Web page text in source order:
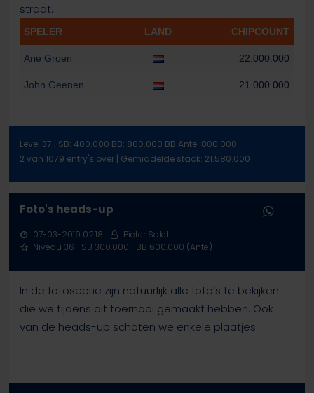
straat.
SPELER LAND CHIPCOUNT
Arie Groen 22.000.000
John Geenen 21.000.000
Level 37 | SB: 400.000 BB: 800.000 BB Ante: 800.000
2 van 1079 entry's over | Gemiddelde stack: 21.580.000
Foto's heads-up
07-03-2019 02:18
Pieter Salet
Niveau 36
SB 300.000 BB 600.000 (Ante)
In de fotosectie zijn natuurlijk alle foto’s te bekijken
die we tijdens dit toernooi gemaakt hebben. Ook
van de heads-up schoten we enkele plaatjes: